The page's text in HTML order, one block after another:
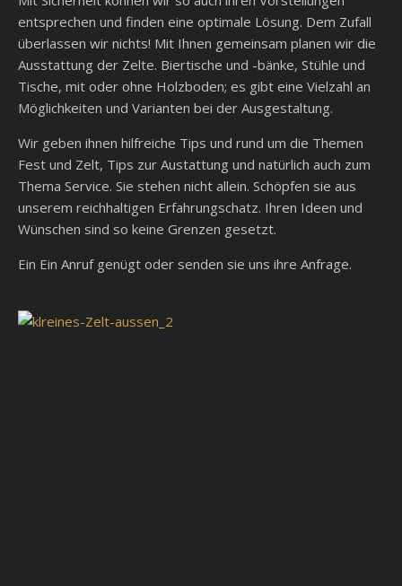
entsprechen und finden eine optimale Lösung. Dem Zufall
überlassen wir nichts! Mit Ihnen gemeinsam planen wir die
Ausstattung der Zelte. Biertische und -bänke, Stühle und
Tische, mit oder ohne Holzboden; es gibt eine Vielzahl an
Möglichkeiten und Varianten bei der Ausgestaltung.
Wir geben ihnen hilfreiche Tips und rund um die Themen
Fest und Zelt, Tips zur Austattung und natürlich auch zum
Thema Service. Sie stehen nicht allein. Schöpfen sie aus
unserem reichhaltigen Erfahrungschatz. Ihren Ideen und
Wünschen sind so keine Grenzen gesetzt.
Ein Ein Anruf genügt oder senden sie uns ihre Anfrage.